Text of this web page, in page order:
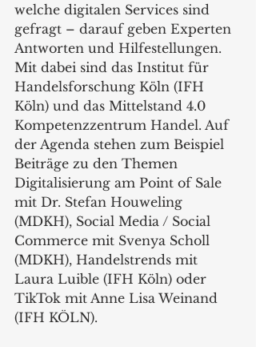
welche digitalen Services sind
gefragt – darauf geben Experten
Antworten und Hilfestellungen.
Mit dabei sind das Institut für
Handelsforschung Köln (IFH
Köln) und das Mittelstand 4.0
Kompetenzzentrum Handel. Auf
der Agenda stehen zum Beispiel
Beiträge zu den Themen
Digitalisierung am Point of Sale
mit Dr. Stefan Houweling
(MDKH), Social Media / Social
Commerce mit Svenya Scholl
(MDKH), Handelstrends mit
Laura Luible (IFH Köln) oder
TikTok mit Anne Lisa Weinand
(IFH KÖLN).